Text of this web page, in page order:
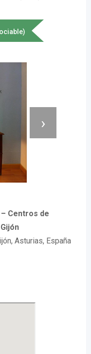
›
Centros de
Asturias, España